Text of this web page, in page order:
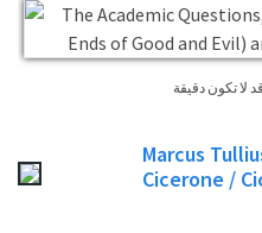
للكتاب الذي نشرت طبعة. يرجى
بالضبط غلاف الكتاب المستخدمة في
الطبعة التي نشرت الكتاب.
Marcus
Cicerone /